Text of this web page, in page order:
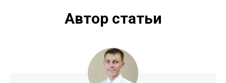
Автор статьи